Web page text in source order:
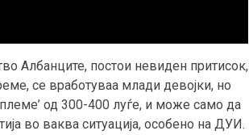
Албанците, постои невиден притисок,
се вработуваа млади девојки, но
од 300-400 луѓе, и може само да
во ваква ситуација, особено на ДУИ.